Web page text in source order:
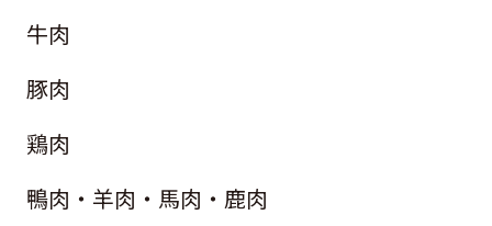
牛肉
豚肉
鶏肉
鴨肉・羊肉・馬肉・鹿肉